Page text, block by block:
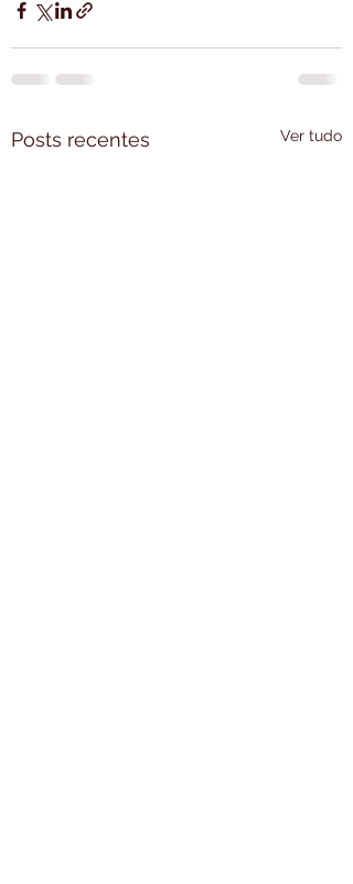
Posts recentes Ver tudo